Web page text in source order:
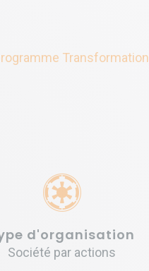
Transformation
d'organisation
Société par actions